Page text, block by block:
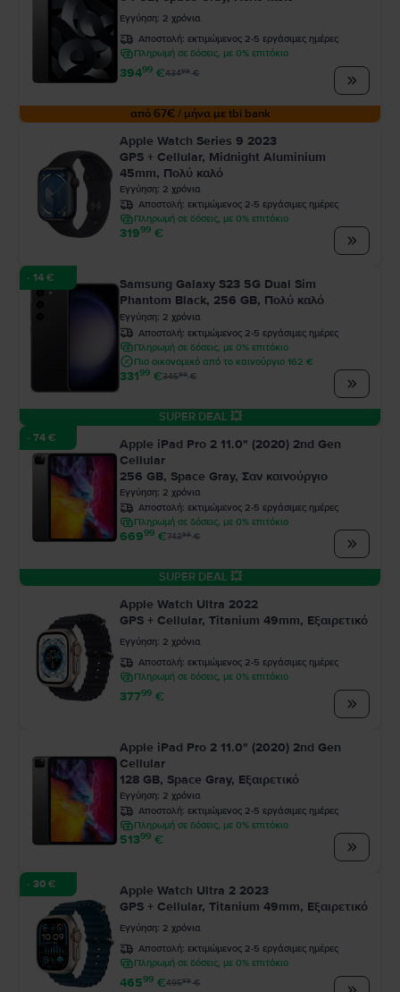
Εγγύηση: 2 χρόνια
Αποστολή: εκτιμώμενος 2-5 εργάσιμες ημέρες
Πληρωμή σε δόσεις, με 0% επιτόκιο
39499 €43499€
από 67€ / μήνα με tbi bank
Apple Watch Series 9 2023
GPS + Cellular, Midnight Aluminium
45mm, Πολύ καλό
Εγγύηση: 2 χρόνια
Αποστολή: εκτιμώμενος 2-5 εργάσιμες ημέρες
Πληρωμή σε δόσεις, με 0% επιτόκιο
31999 €
- 14 €
Samsung Galaxy S23 5G Dual Sim
Phantom Black, 256 GB, Πολύ καλό
Εγγύηση: 2 χρόνια
Αποστολή: εκτιμώμενος 2-5 εργάσιμες ημέρες
Πληρωμή σε δόσεις, με 0% επιτόκιο
Πιο οικονομικό από το καινούργιο 162 €
33199 €34599€
SUPER DEAL 💥
- 74 €
Apple iPad Pro 2 11.0" (2020) 2nd Gen
Cellular
256 GB, Space Gray, Σαν καινούργιο
Εγγύηση: 2 χρόνια
Αποστολή: εκτιμώμενος 2-5 εργάσιμες ημέρες
Πληρωμή σε δόσεις, με 0% επιτόκιο
66999 €74399€
SUPER DEAL 💥
Apple Watch Ultra 2022
GPS + Cellular, Titanium 49mm, Εξαιρετικό
Εγγύηση: 2 χρόνια
Αποστολή: εκτιμώμενος 2-5 εργάσιμες ημέρες
Πληρωμή σε δόσεις, με 0% επιτόκιο
37799 €
Apple iPad Pro 2 11.0" (2020) 2nd Gen
Cellular
128 GB, Space Gray, Εξαιρετικό
Εγγύηση: 2 χρόνια
Αποστολή: εκτιμώμενος 2-5 εργάσιμες ημέρες
Πληρωμή σε δόσεις, με 0% επιτόκιο
51399 €
- 30 €
Apple Watch Ultra 2 2023
GPS + Cellular, Titanium 49mm, Εξαιρετικό
Εγγύηση: 2 χρόνια
Αποστολή: εκτιμώμενος 2-5 εργάσιμες ημέρες
Πληρωμή σε δόσεις, με 0% επιτόκιο
46599 €49599€